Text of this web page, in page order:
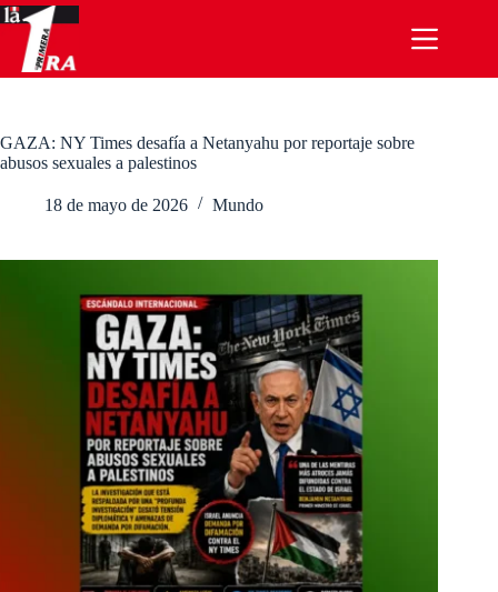
Saltar
al
contenido
GAZA: NY Times desafía a Netanyahu por reportaje sobre
abusos sexuales a palestinos
18 de mayo de 2026 Mundo